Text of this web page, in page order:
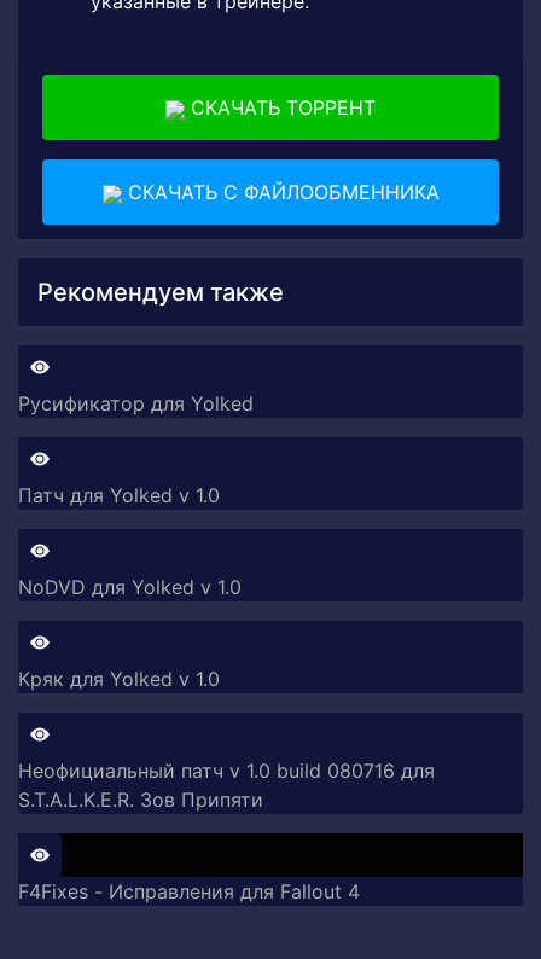
СКАЧАТЬ ТОРРЕНТ
СКАЧАТЬ С ФАЙЛООБМЕННИКА
Рекомендуем также
Русификатор для Yolked
Патч для Yolked v 1.0
NoDVD для Yolked v 1.0
Кряк для Yolked v 1.0
Неофициальный патч v 1.0 build 080716 для
S.T.A.L.K.E.R. Зов Припяти
F4Fixes - Исправления для Fallout 4